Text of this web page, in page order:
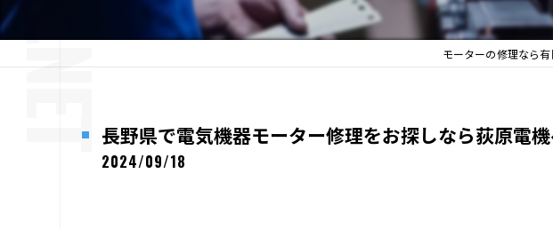
モーターの修理なら
長野県で電気機器モーター修理をお探しなら荻原電
2024/09/18